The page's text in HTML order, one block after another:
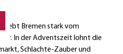
lebt Bremen stark vom
In der Adventszeit lohnt die
Schlachte-Zauber und